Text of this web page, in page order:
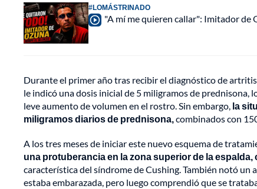
#LOMÁSTRINADO
"A mí me quieren callar": Imitador de
Durante el primer año tras recibir el diagnóstico de
le indicó una dosis inicial de 5 miligramos de prednisona,
leve aumento de volumen en el rostro. Sin embargo, la
miligramos diarios de prednisona,combinados con
A los tres meses de iniciar este nuevo esquema de
una protuberancia en la zona superior de la
característica del síndrome de Cushing. También notó
estaba embarazada, pero luego comprendió que se